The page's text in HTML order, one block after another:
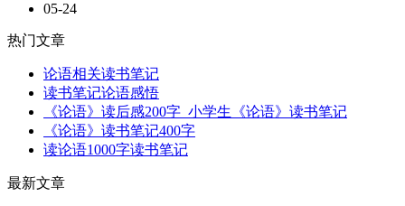
05-24
热门文章
论语相关读书笔记
读书笔记论语感悟
《论语》读后感200字_小学生《论语》读书笔记
《论语》读书笔记400字
读论语1000字读书笔记
最新文章